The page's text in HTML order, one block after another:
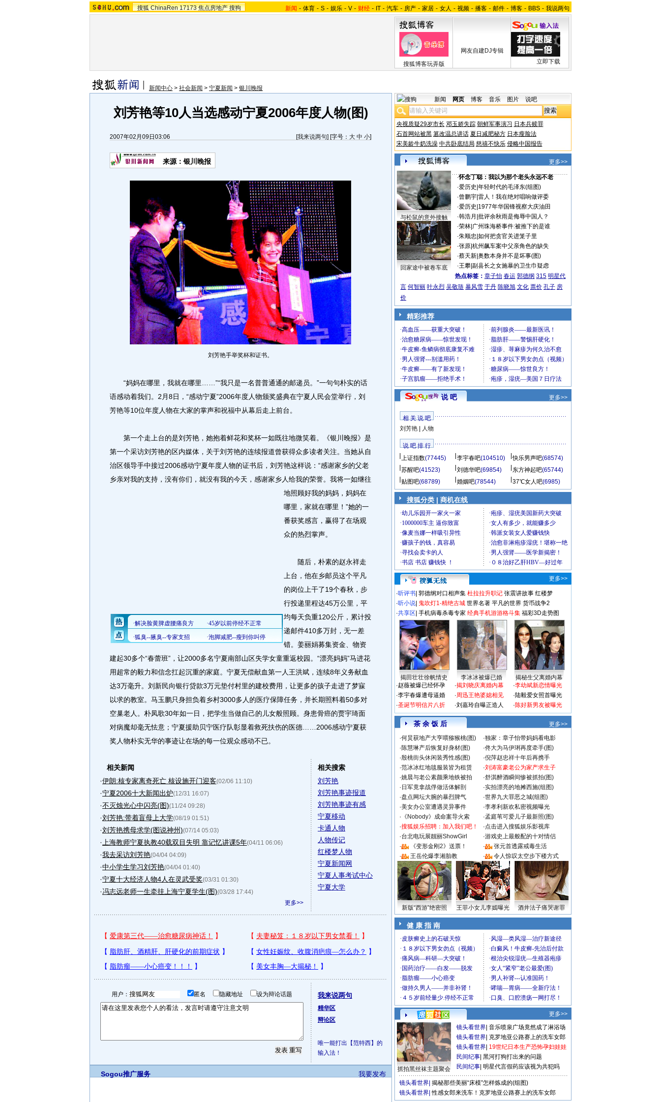
搜狐 ChinaRen 17173 焦点房地产 搜狗 新闻 - 体育 - S - 娱乐 - V - 财经 - IT - 汽车 - 房产 - 家居 - 女人 - 视频 - 播客 - 邮件 - 博客 - BBS - 我说两句
搜狐博客玩弄版
网友自建DJ专辑
立即下载
新闻中心 > 社会新闻 > 宁夏新闻 > 银川晚报
刘芳艳等10人当选感动宁夏2006年度人物(图)
2007年02月09日03:06 [我来说两句] [字号： 大 中 小]
来源：银川晚报
刘芳艳手举奖杯和证书。
“妈妈在哪里，我就在哪里……”“我只是一名普普通通的邮递员。”一句句朴实的话
语感动着我们。2月8日，“感动宁夏”2006年度人物颁奖盛典在宁夏人民会堂举行，刘
芳艳等10位年度人物在大家的掌声和祝福中从幕后走上前台。
第一个走上台的是刘芳艳，她抱着鲜花和奖杯一如既往地微笑着。《银川晚报》是
第一个采访刘芳艳的区内媒体，关于刘芳艳的连续报道曾获得众多读者关注。当她从自
治区领导手中接过2006感动宁夏年度人物的证书后，刘芳艳这样说：“感谢家乡的父老
乡亲对我的支持，没有你们，就没有我的今天，感谢家乡人给我的荣誉。 我将一如继往
地照顾好我的妈妈，妈妈在
哪里，家就在哪里！”她的一
番获奖感言，赢得了在场观
众的热烈掌声。
随后，朴素的赵永祥走
上台，他在乡邮员这个平凡
的岗位上干了19个春秋，步
行投递里程达45万公里，平
均每天负重120公斤，累计投
递邮件410多万封，无一差
错。姜丽娟募集资金、物资
建起30多个“春蕾班”，让2000多名宁夏南部山区失学女童重返校园。“漂亮妈妈”马进花
用超常的毅力和信念扛起沉重的家庭。宁夏无偿献血第一人王洪斌，连续8年义务献血
达3万毫升。刘新民向银行贷款3万元垫付村里的建校费用，让更多的孩子走进了梦寐
以求的教室。马玉鹏只身担负着乡村3000多人的医疗保障任务，并长期照料着50多对
空巢老人。朴凤歌30年如一日，把学生当做自己的儿女般照顾。身患骨癌的贾宇琦面
对病魔却毫无怯意；宁夏援助贝宁医疗队彰显着救死扶伤的医德……2006感动宁夏获
奖人物朴实无华的事迹让在场的每一位观众感动不已。
相关新闻
·伊朗:核专家离奇死亡 核设施开门迎客(02/06 11:10)
·宁夏2006十大新闻出炉(12/31 16:07)
·不灭烛光心中闪亮(图)(11/24 09:28)
·刘芳艳:带着盲母上大学(08/19 01:51)
·刘芳艳携母求学(图说神州)(07/14 05:03)
· 上海教师宁夏执教40载双目失明 靠记忆讲课5年(04/11 06:06)
·我去采访刘芳艳(04/04 04:09)
·中小学生学习刘芳艳(04/04 01:40)
·宁夏十大经济人物4人在灵武受奖(03/31 01:30)
·冯志远老师一生牵挂上海宁夏学生(图)(03/28 17:44)
更多>>
相关搜索
刘芳艳
刘芳艳事迹报道
刘芳艳事迹有感
宁夏移动
卡通人物
人物传记
红楼梦人物
宁夏新闻网
宁夏人事考试中心
宁夏大学
用户： 匿名 隐藏地址 设为辩论话题 我来说两句
精华区
辩论区
唯一能打出【范特西】的
输入法！
我要发布
Sogou推广服务
新闻 网页 博客 音乐 图片 说吧
央视质疑29岁市长 邓玉娇失踪 朝鲜军事演习 日本兵赎罪
石首网站被黑 篡改温总讲话 夏日减肥秘方 日本瘦脸法
宋美龄牛奶洗澡 中共卧底结局 慈禧不快乐 侵略中国报告
更多>>
与松鼠的意外接触
回家途中被卷车底
·怀念丁聪：我以为那个老头永远不老
·爱历史 年轻时代的毛泽东(组图)
·曾鹏宇| 雷人！我在绝对唱响做评委
·爱历史 1977年华国锋视察大庆油田
·韩浩月 批评余秋雨是侮辱中国人？
·荣林| 广州珠海桥事件:被推下的是谁
·朱顺忠 如何把贪官关进笼子里
·张原| 杭州飙车案中父亲角色的缺失
·蔡天新| 奥数本身并不是坏事(图)
·王攀| 副县长之女施暴的卫生巾疑虑
热点标签： 章子怡 春运 郭德纲 315 明星代
言 何智丽 叶永烈 吴敬琏 暴风雪 于丹 陈晓旭 文化 票价 孔子 房
价
精彩推荐
说 吧 更多>>
相 关 说 吧
刘芳艳| 人物
说 吧 排 行
上证指数(77445) 李宇春吧(104510) 快乐男声吧(68574)
苏醒吧(41523) 刘德华吧(69854) 东方神起吧(65744)
贴图吧(68789) 婚姻吧(78544) 37℃女人吧(6985)
搜狐分类 | 商机在线
更多>>
·听评书 郭德纲对口相声集 杜拉拉升职记 张震讲故事 红楼梦
·听小说 鬼吹灯1-精绝古城 世界名著 平凡的世界 货币战争2
·共享区 手机病毒杀毒专家 经典手机游游格斗集 福彩3D走势图
揭田壮壮徐帆情史 李冰冰被爆已婚
揭秘生父离婚内幕
·赵薇被爆已经怀孕
·李宇春爆遭母逼婚
·圣诞节明信片八折
·揭刘晓庆离婚内幕
·周迅王艳婆媳相见
·刘嘉玲自曝正造人
·李幼斌新恋情曝光
·陆毅爱女照首曝光
·陈好新男友被曝光
茶 余 饭 后
更多>>
·何炅获地产大亨喂猕猴桃(图) ·独家：章子怡带妈妈看电影
·陈慧琳产后恢复好身材(图) ·佟大为马伊琍再度牵手(图)
·殷桃街头休闲装秀性感(图) ·倪萍赵忠祥十年后再携手
·范冰冰红地毯服装皆为租赁 ·刘涛富豪老公为家产求生子
·姚晨与老公素颜乘地铁被拍 ·舒淇醉酒瞬间惨被抓拍(图)
· 日军竟拿战俘做活体解剖 ·实拍漂亮的地摊西施(组图)
·盘点网坛大腕的暴烈脾气 ·世界九大罪恶之城(组图)
·美女办公室遭遇灵异事件 ·李孝利新欢私密视频曝光
· 《Nobody》成命案导火索 ·孟庭苇可爱儿子最新照(图)
·搜狐娱乐招聘：加入我们吧！ ·点击进入搜狐娱乐影视库
·台北电玩展靓丽ShowGirl ·游戏史上最般配的十对情侣
·
《变形金刚2》送票！ ·
张元首透露戒毒生活
·
王岳伦爆李湘胎教 · 令人惊叹太空步下楼方式
新版“西游”绝密照 王菲小女儿李嫣曝光 酒井法子痛哭谢罪
健 康 指 南
更多>>
抓拍黑丝袜主题聚会
镜头看世界 音乐喷泉广场竟然成了淋浴场
镜头看世界 克罗地亚公路赛上的洗车女郎
镜头看世界 19世纪日本生产恐怖孕妇娃娃
民间纪事 黑河打狗打出来的问题
民间纪事 明星代言假药应该视为共犯吗
镜头看世界 揭秘那些美丽“床模”怎样炼成的(组图)
镜头看世界 性感女郎来洗车！克罗地亚公路赛上的洗车女郎